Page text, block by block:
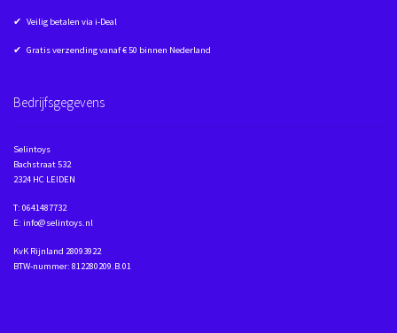
✔ Veilig betalen via i-Deal
✔ Gratis verzending vanaf € 50 binnen Nederland
Bedrijfsgegevens
Selintoys
Bachstraat 532
2324 HC LEIDEN
T: 0641487732
E: info@selintoys.nl
KvK Rijnland 28093922
BTW-nummer: 812280209.B.01